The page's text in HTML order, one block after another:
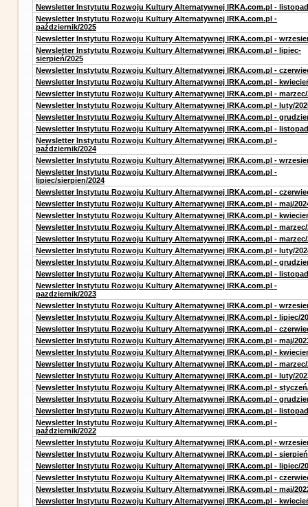
Newsletter Instytutu Rozwoju Kultury Alternatywnej IRKA.com.pl -
Newsletter Instytutu Rozwoju Kultury Alternatywnej IRKA.com.pl -
październik/2025
Newsletter Instytutu Rozwoju Kultury Alternatywnej IRKA.com.pl -
Newsletter Instytutu Rozwoju Kultury Alternatywnej IRKA.com.pl - lipiec-
sierpień/2025
Newsletter Instytutu Rozwoju Kultury Alternatywnej IRKA.com.pl -
Newsletter Instytutu Rozwoju Kultury Alternatywnej IRKA.com.pl -
Newsletter Instytutu Rozwoju Kultury Alternatywnej IRKA.com.pl - marzec/
Newsletter Instytutu Rozwoju Kultury Alternatywnej IRKA.com.pl - luty/
Newsletter Instytutu Rozwoju Kultury Alternatywnej IRKA.com.pl -
Newsletter Instytutu Rozwoju Kultury Alternatywnej IRKA.com.pl -
Newsletter Instytutu Rozwoju Kultury Alternatywnej IRKA.com.pl -
październik/2024
Newsletter Instytutu Rozwoju Kultury Alternatywnej IRKA.com.pl -
Newsletter Instytutu Rozwoju Kultury Alternatywnej IRKA.com.pl -
lipiec/sierpien/2024
Newsletter Instytutu Rozwoju Kultury Alternatywnej IRKA.com.pl -
Newsletter Instytutu Rozwoju Kultury Alternatywnej IRKA.com.pl - maj/
Newsletter Instytutu Rozwoju Kultury Alternatywnej IRKA.com.pl -
Newsletter Instytutu Rozwoju Kultury Alternatywnej IRKA.com.pl - marzec/
Newsletter Instytutu Rozwoju Kultury Alternatywnej IRKA.com.pl - marzec/
Newsletter Instytutu Rozwoju Kultury Alternatywnej IRKA.com.pl - luty/
Newsletter Instytutu Rozwoju Kultury Alternatywnej IRKA.com.pl -
Newsletter Instytutu Rozwoju Kultury Alternatywnej IRKA.com.pl -
Newsletter Instytutu Rozwoju Kultury Alternatywnej IRKA.com.pl -
pazdziernik/2023
Newsletter Instytutu Rozwoju Kultury Alternatywnej IRKA.com.pl -
Newsletter Instytutu Rozwoju Kultury Alternatywnej IRKA.com.pl - lipiec/
Newsletter Instytutu Rozwoju Kultury Alternatywnej IRKA.com.pl -
Newsletter Instytutu Rozwoju Kultury Alternatywnej IRKA.com.pl - maj/
Newsletter Instytutu Rozwoju Kultury Alternatywnej IRKA.com.pl -
Newsletter Instytutu Rozwoju Kultury Alternatywnej IRKA.com.pl - marzec/
Newsletter Instytutu Rozwoju Kultury Alternatywnej IRKA.com.pl - luty/
Newsletter Instytutu Rozwoju Kultury Alternatywnej IRKA.com.pl -
Newsletter Instytutu Rozwoju Kultury Alternatywnej IRKA.com.pl -
Newsletter Instytutu Rozwoju Kultury Alternatywnej IRKA.com.pl -
Newsletter Instytutu Rozwoju Kultury Alternatywnej IRKA.com.pl -
październik/2022
Newsletter Instytutu Rozwoju Kultury Alternatywnej IRKA.com.pl -
Newsletter Instytutu Rozwoju Kultury Alternatywnej IRKA.com.pl -
Newsletter Instytutu Rozwoju Kultury Alternatywnej IRKA.com.pl - lipiec/
Newsletter Instytutu Rozwoju Kultury Alternatywnej IRKA.com.pl -
Newsletter Instytutu Rozwoju Kultury Alternatywnej IRKA.com.pl - maj/
Newsletter Instytutu Rozwoju Kultury Alternatywnej IRKA.com.pl -